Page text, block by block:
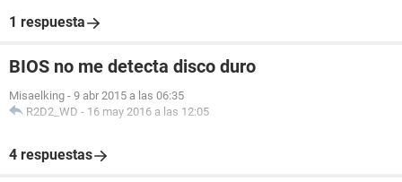
1 respuesta
BIOS no me detecta disco duro
Misaelking - 9 abr 2015 a las 06:35
R2D2_WD - 16 may 2016 a las 12:05
4 respuestas